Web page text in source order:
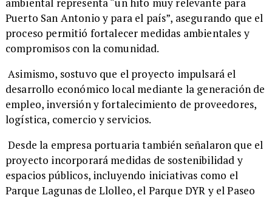
Puerto San Antonio y para el país”, asegurando que el
proceso permitió fortalecer medidas ambientales y
compromisos con la comunidad.
Asimismo, sostuvo que el proyecto impulsará el
desarrollo económico local mediante la generación de
empleo, inversión y fortalecimiento de proveedores,
logística, comercio y servicios.
Desde la empresa portuaria también señalaron que el
proyecto incorporará medidas de sostenibilidad y
espacios públicos, incluyendo iniciativas como el
Parque Lagunas de Llolleo, el Parque DYR y el Paseo